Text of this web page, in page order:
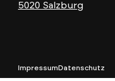
5020 Salzburg
ImpressumDatenschutz